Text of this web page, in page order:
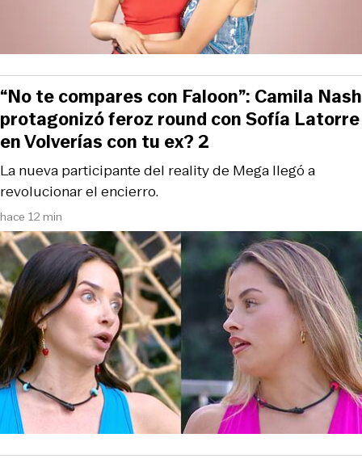
hace 12 min
La nueva participante del reality de Mega llegó a
revolucionar el encierro.
“No te compares con Faloon”: Camila Nash
protagonizó feroz round con Sofía Latorre
en Volverías con tu ex? 2